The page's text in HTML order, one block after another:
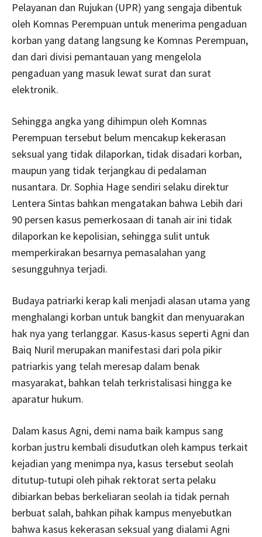
Pelayanan dan Rujukan (UPR) yang sengaja dibentuk
oleh Komnas Perempuan untuk menerima pengaduan
korban yang datang langsung ke Komnas Perempuan,
dan dari divisi pemantauan yang mengelola
pengaduan yang masuk lewat surat dan surat
elektronik.
Sehingga angka yang dihimpun oleh Komnas
Perempuan tersebut belum mencakup kekerasan
seksual yang tidak dilaporkan, tidak disadari korban,
maupun yang tidak terjangkau di pedalaman
nusantara. Dr. Sophia Hage sendiri selaku direktur
Lentera Sintas bahkan mengatakan bahwa Lebih dari
90 persen kasus pemerkosaan di tanah air ini tidak
dilaporkan ke kepolisian, sehingga sulit untuk
memperkirakan besarnya pemasalahan yang
sesungguhnya terjadi.
Budaya patriarki kerap kali menjadi alasan utama yang
menghalangi korban untuk bangkit dan menyuarakan
hak nya yang terlanggar. Kasus-kasus seperti Agni dan
Baiq Nuril merupakan manifestasi dari pola pikir
patriarkis yang telah meresap dalam benak
masyarakat, bahkan telah terkristalisasi hingga ke
aparatur hukum.
Dalam kasus Agni, demi nama baik kampus sang
korban justru kembali disudutkan oleh kampus terkait
kejadian yang menimpa nya, kasus tersebut seolah
ditutup-tutupi oleh pihak rektorat serta pelaku
dibiarkan bebas berkeliaran seolah ia tidak pernah
berbuat salah, bahkan pihak kampus menyebutkan
bahwa kasus kekerasan seksual yang dialami Agni